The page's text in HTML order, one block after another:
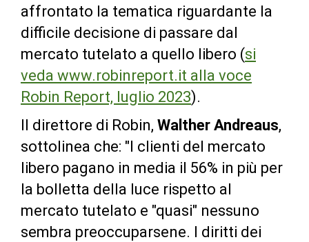
affrontato la tematica riguardante la
difficile decisione di passare dal
mercato tutelato a quello libero (si
veda www.robinreport.it alla voce
Robin Report, luglio 2023).
Il direttore di Robin, Walther Andreaus,
sottolinea che: "I clienti del mercato
libero pagano in media il 56% in più per
la bolletta della luce rispetto al
mercato tutelato e "quasi" nessuno
sembra preoccuparsene. I diritti dei